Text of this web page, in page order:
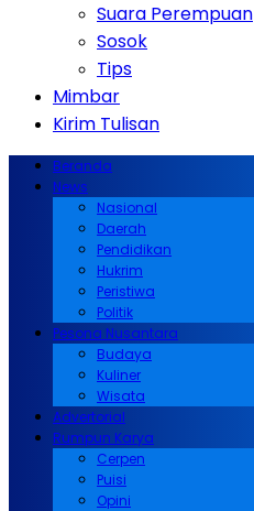
Suara Perempuan
Sosok
Tips
Mimbar
Kirim Tulisan
Beranda
News
Nasional
Daerah
Pendidikan
Hukrim
Peristiwa
Politik
Pesona Nusantara
Budaya
Kuliner
Wisata
Advertorial
Rumpun Karya
Cerpen
Puisi
Opini